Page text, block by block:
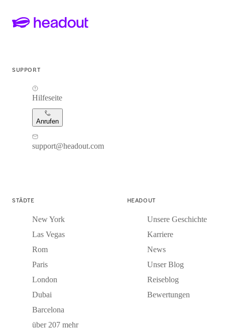
SUPPORT
Hilfeseite
Anrufen
support@headout.com
STÄDTE
New York
Las Vegas
Rom
Paris
London
Dubai
Barcelona
über 207 mehr
HEADOUT
Unsere Geschichte
Karriere
News
Unser Blog
Reiseblog
Bewertungen